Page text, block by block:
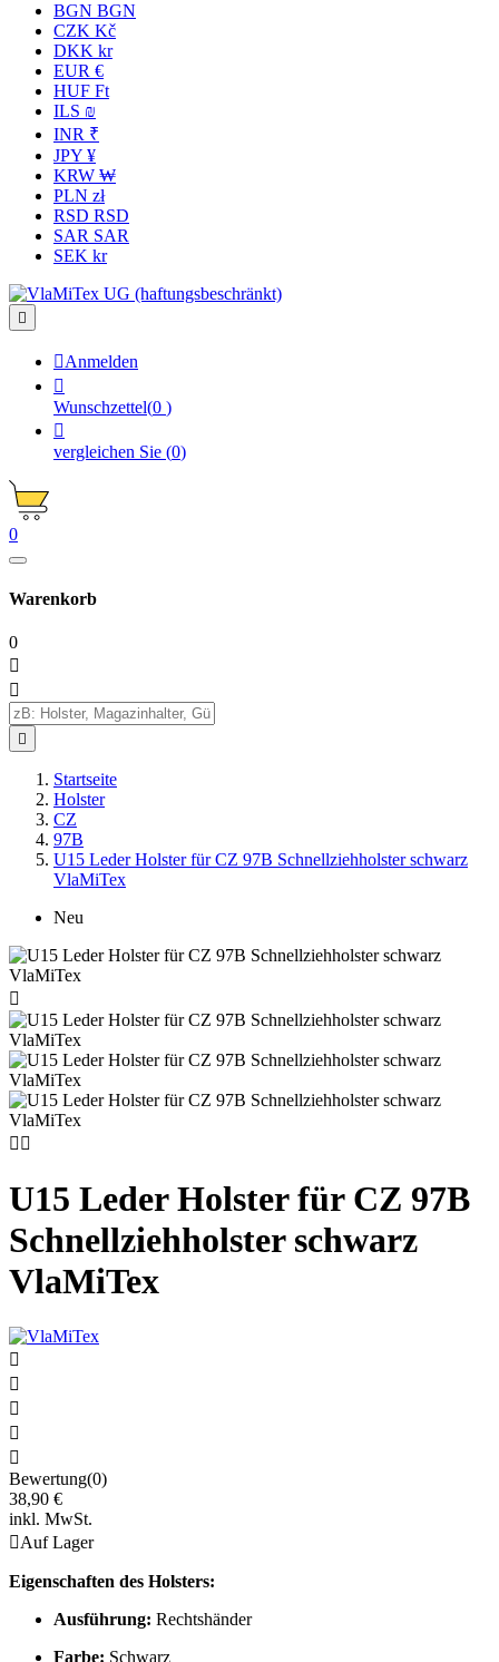
BGN BGN
CZK Kč
DKK kr
EUR €
HUF Ft
ILS ₪
INR ₹
JPY ¥
KRW ₩
PLN zł
RSD RSD
SAR SAR
SEK kr

Anmelden

Wunschzettel(0 )

vergleichen Sie (0)
0
Warenkorb
0



Startseite
Holster
CZ
97B
U15 Leder Holster für CZ 97B Schnellziehholster schwarz
VlaMiTex
Neu

 
U15 Leder Holster für CZ 97B
Schnellziehholster schwarz
VlaMiTex





Bewertung(0)
38,90 €
inkl. MwSt.
Auf Lager
Eigenschaften des Holsters:
Ausführung: Rechtshänder
Farbe: Schwarz